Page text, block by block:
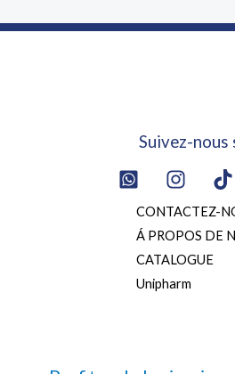
Suivez-nous
CONTACTEZ-
Á PROPOS DE
CATALOGUE
Unipharm